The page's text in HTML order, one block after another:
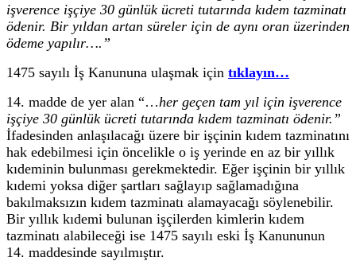
işverence işçiye 30 günlük ücreti tutarında kıdem tazminatı
ödenir. Bir yıldan artan süreler için de aynı oran üzerinden
ödeme yapılır….”
1475 sayılı İş Kanununa ulaşmak için tıklayın…
14. madde de yer alan “…her geçen tam yıl için işverence
işçiye 30 günlük ücreti tutarında kıdem tazminatı ödenir.”
İfadesinden anlaşılacağı üzere bir işçinin kıdem tazminatını
hak edebilmesi için öncelikle o iş yerinde en az bir yıllık
kıdeminin bulunması gerekmektedir. Eğer işçinin bir yıllık
kıdemi yoksa diğer şartları sağlayıp sağlamadığına
bakılmaksızın kıdem tazminatı alamayacağı söylenebilir.
Bir yıllık kıdemi bulunan işçilerden kimlerin kıdem
tazminatı alabileceği ise 1475 sayılı eski İş Kanununun
14. maddesinde sayılmıştır.